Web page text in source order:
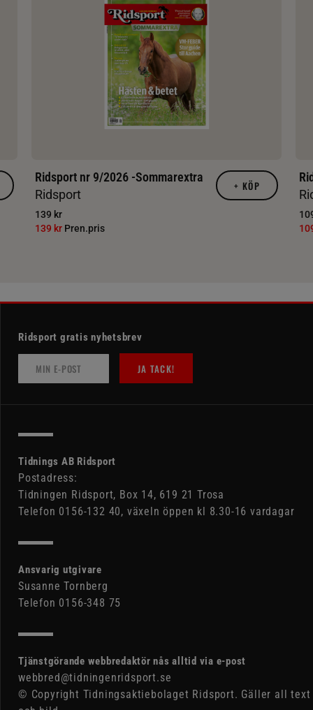
Ridsport nr 9/2026 -Sommarextra
Ridsport
139 kr
139 kr Pren.pris
+ KÖP
Ridsport gratis nyhetsbrev
JA TACK!
Tidnings AB Ridsport
Postadress:
Tidningen Ridsport, Box 14, 619 21 Trosa
Telefon 0156-132 40, växeln öppen kl 8.30-16 vardagar
Ansvarig utgivare
Susanne Tornberg
Telefon 0156-348 75
Tjänstgörande webbredaktör nås alltid via e-post
webbred@tidningenridsport.se
© Copyright Tidningsaktiebolaget Ridsport. Gäller all text